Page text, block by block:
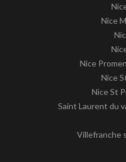
Nice
Nice
Nice
Nice St
Saint Laurent du
Villefranche